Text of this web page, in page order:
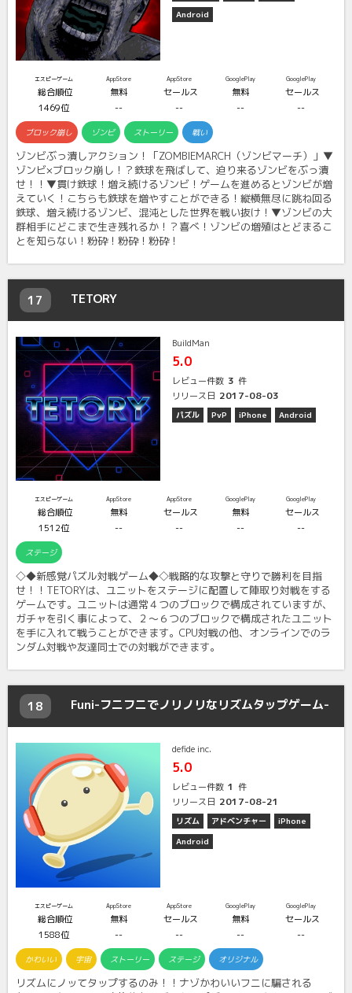
Android
エスピーゲーム
総合順位
1469位
AppStore
無料
--
AppStore
セールス
--
GooglePlay
無料
--
GooglePlay
セールス
--
ブロック崩し ゾンビ ストーリー 戦い
ゾンビぶっ潰しアクション！「ZOMBIEMARCH（ゾンビマーチ）」▼
ゾンビ×ブロック崩し！？鉄球を飛ばして、迫り来るゾンビをぶっ潰
せ！！▼貫け鉄球！増え続けるゾンビ！ゲームを進めるとゾンビが増
えていく！こちらも鉄球を増やすことができる！縦横無尽に跳ね回る
鉄球、増え続けるゾンビ、混沌とした世界を戦い抜け！▼ゾンビの大
群相手にどこまで生き残れるか！？喜べ！ゾンビの増殖はとどまるこ
とを知らない！粉砕！粉砕！粉砕！
17 TETORY
BuildMan
5.0
レビュー件数 3 件
リリース日 2017-08-03
パズル PvP iPhone Android
エスピーゲーム
総合順位
1512位
AppStore
無料
--
AppStore
セールス
--
GooglePlay
無料
--
GooglePlay
セールス
--
ステージ
◇◆新感覚パズル対戦ゲーム◆◇戦略的な攻撃と守りで勝利を目指
せ！！TETORYは、ユニットをステージに配置して陣取り対戦をする
ゲームです。ユニットは通常４つのブロックで構成されていますが、
ガチャを引く事によって、２〜６つのブロックで構成されたユニット
を手に入れて戦うことができます。CPU対戦の他、オンラインでのラ
ンダム対戦や友達同士での対戦ができます。
18 Funi-フニフニでノリノリなリズムタップゲーム-
defide inc.
5.0
レビュー件数 1 件
リリース日 2017-08-21
リズム アドベンチャー
iPhone
Android
エスピーゲーム
総合順位
1588位
AppStore
無料
--
AppStore
セールス
--
GooglePlay
無料
--
GooglePlay
セールス
--
かわいい 宇宙 ストーリー ステージ オリジナル
リズムにノッてタップするのみ！！ナゾかわいいフニに騙される